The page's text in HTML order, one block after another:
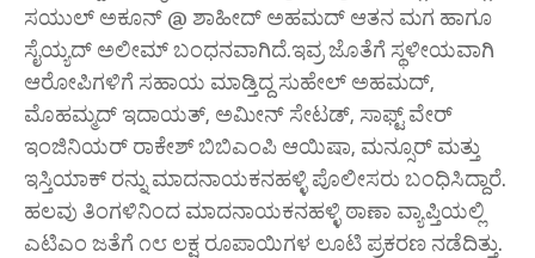
ಸಯುಲ್ ಅಕೂನ್ @ ಶಾಹೀದ್ ಅಹಮದ್ ಆತನ ಮಗ ಹಾಗೂ
ಸೈಯ್ಯದ್ ಅಲೀಮ್ ಬಂಧನವಾಗಿದೆ.ಇವ್ರ ಜೊತೆಗೆ ಸ್ಥಳೀಯವಾಗಿ
ಆರೋಪಿಗಳಿಗೆ ಸಹಾಯ ಮಾಡ್ತಿದ್ದ ಸುಹೇಲ್ ಅಹಮದ್,
ಮೊಹಮ್ಮದ್ ಇದಾಯತ್, ಅಮೀನ್ ಸೇಟಡ್, ಸಾಫ್ಟ್ ವೇರ್
ಇಂಜಿನಿಯರ್ ರಾಕೇಶ್ ಬಿಬಿಎಂಪಿ ಆಯಿಷಾ, ಮನ್ಸೂರ್ ಮತ್ತು
ಇಸ್ತಿಯಾಕ್ ರನ್ನು ಮಾದನಾಯಕನಹಳ್ಳಿ ಪೊಲೀಸರು ಬಂಧಿಸಿದ್ದಾರೆ.
ಹಲವು ತಿಂಗಳಿನಿಂದ ಮಾದನಾಯಕನಹಳ್ಳಿ ಠಾಣಾ ವ್ಯಾಪ್ತಿಯಲ್ಲಿ
ಎಟಿಎಂ ಜತೆಗೆ ೧೮ ಲಕ್ಷ ರೂಪಾಯಿಗಳ ಲೂಟಿ ಪ್ರಕರಣ ನಡೆದಿತ್ತು.